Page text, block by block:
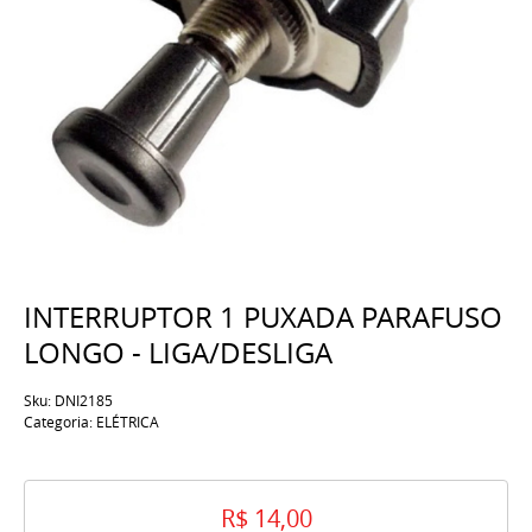
INTERRUPTOR 1 PUXADA PARAFUSO
LONGO - LIGA/DESLIGA
Sku: DNI2185
Categoria: ELÉTRICA
R$ 14,00